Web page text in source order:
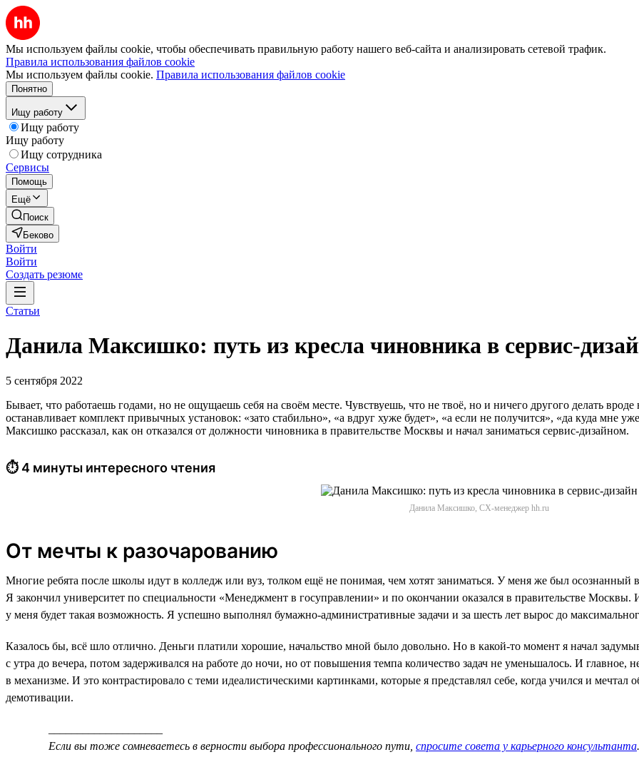
Мы используем файлы cookie, чтобы обеспечивать правильную работу нашего веб-сайта и анализировать сетевой трафик.
Правила использования файлов cookie
Мы используем файлы cookie. Правила использования файлов cookie
Понятно
Ищу работу
Ищу работу
Ищу работу
Ищу сотрудника
Сервисы
Помощь
Ещё
Поиск
Беково
Войти
Войти
Создать резюме
Статьи
Данила Максишко: путь из кресла чиновника в сервис-
5 сентября 2022
Бывает, что работаешь годами, но не ощущаешь себя на своём месте. Чувствуешь, что не твоё, но и ничего другого делать
останавливает комплект привычных установок: «зато стабильно», «а вдруг хуже будет», «а если не получится», «да куда мне
Максишко рассказал, как он отказался от должности чиновника в правительстве Москвы и начал заниматься сервис-дизайном.
⏱ 4 минуты интересного чтения
Данила Максишко, CX-менеджер hh.ru
От мечты к разочарованию
Многие ребята после школы идут в колледж или вуз, толком ещё не понимая, чем хотят заниматься. У меня же был
Я закончил университет по специальности «Менеджмент в госуправлении» и по окончании оказался в правительстве
у меня будет такая возможность. Я успешно выполнял бумажно-административные задачи и за шесть лет вырос до
Казалось бы, всё шло отлично. Деньги платили хорошие, начальство мной было довольно. Но в какой-то момент я начал
с утра до вечера, потом задерживался на работе до ночи, но от повышения темпа количество задач не уменьшалось. И главное,
в механизме. И это контрастировало с теми идеалистическими картинками, которые я представлял себе, когда учился и мечтал
демотивации.
Если вы тоже сомневаетесь в верности выбора профессионального пути, спросите совета у карьерного консультанта.